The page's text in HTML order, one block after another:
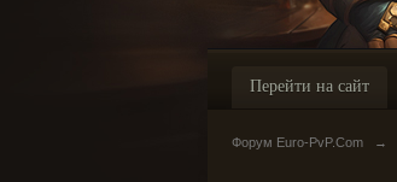
Перейти на сайт
Форум Euro-PvP.Com →